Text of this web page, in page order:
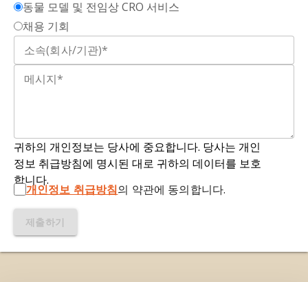
동물 모델 및 전임상 CRO 서비스
채용 기회
귀하의 개인정보는 당사에 중요합니다. 당사는 개인
정보 취급방침에 명시된 대로 귀하의 데이터를 보호
합니다.
개인정보 취급방침의 약관에 동의합니다.
제출하기